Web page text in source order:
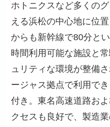
ホトニクスなど多くの
える浜松の中心地に位
からも新幹線で80分と
時間利用可能な施設と
ュリティな環境が整備
ージャス拠点で利用で
付き。東名高速道路お
クセスも良好で、製造